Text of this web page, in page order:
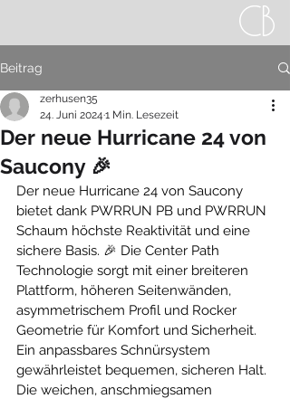
Beitrag
Der neue Hurricane 24 von
Saucony 🎉
zerhusen35
24. Juni 2024 1 Min. Lesezeit
Der neue Hurricane 24 von Saucony
bietet dank PWRRUN PB und PWRRUN
Schaum höchste Reaktivität und eine
sichere Basis. 🎉 Die Center Path
Technologie sorgt mit einer breiteren
Plattform, höheren Seitenwänden,
asymmetrischem Profil und Rocker
Geometrie für Komfort und Sicherheit.
Ein anpassbares Schnürsystem
gewährleistet bequemen, sicheren Halt.
Die weichen, anschmiegsamen